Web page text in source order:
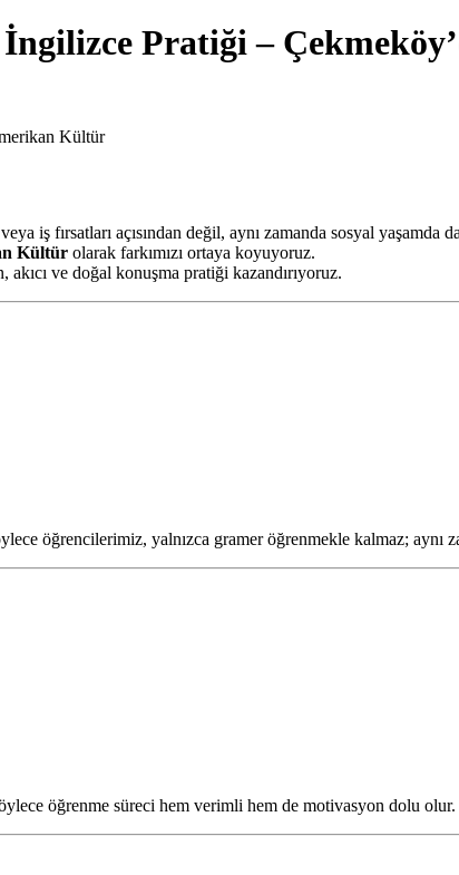
Pratiği –
Kültür
iş fırsatları açısından değil, aynı zamanda sosyal
Kültür olarak farkımızı ortaya koyuyoruz.
ve doğal konuşma pratiği kazandırıyoruz.
öğrencilerimiz, yalnızca gramer öğrenmekle kalmaz; aynı
öğrenme süreci hem verimli hem de motivasyon dolu olur.